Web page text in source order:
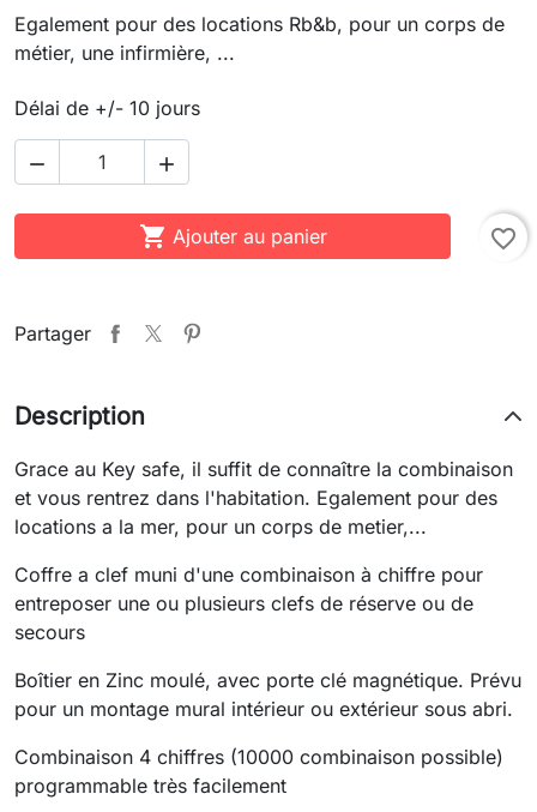
Egalement pour des locations Rb&b, pour un corps de
métier, une infirmière, ...
Délai de +/- 10 jours
 
 Ajouter au panier favorite_border
Partager
Description
Grace au Key safe, il suffit de connaître la combinaison
et vous rentrez dans l'habitation. Egalement pour des
locations a la mer, pour un corps de metier,...
Coffre a clef muni d'une combinaison à chiffre pour
entreposer une ou plusieurs clefs de réserve ou de
secours
Boîtier en Zinc moulé, avec porte clé magnétique. Prévu
pour un montage mural intérieur ou extérieur sous abri.
Combinaison 4 chiffres (10000 combinaison possible)
programmable très facilement